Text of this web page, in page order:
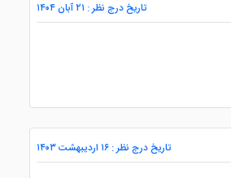
تاریخ درج نظر : ۲۱ آبان ۱۴۰۴
تاریخ درج نظر : ۱۶ اردیبهشت ۱۴۰۳